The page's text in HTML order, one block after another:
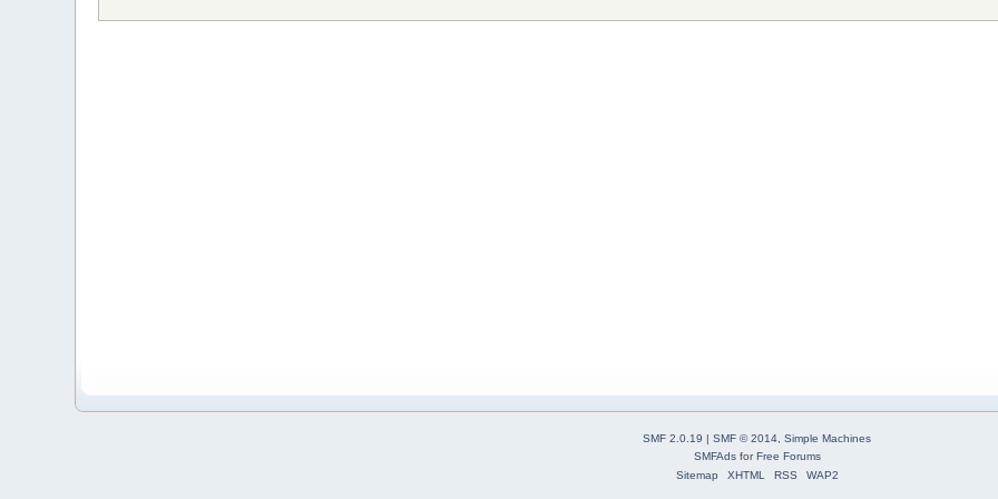
SMF 2.0.19 | SMF © 2014 Simple Machines
SMFAdsforFree Forums
Sitemap
XHTML RSS WAP2